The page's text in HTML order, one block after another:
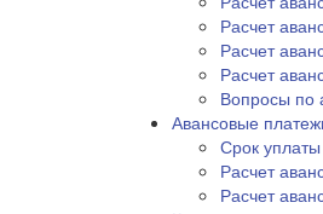
Расчет
Расчет
Расчет
Вопросы по
Авансовые
Срок
Расчет
Расчет